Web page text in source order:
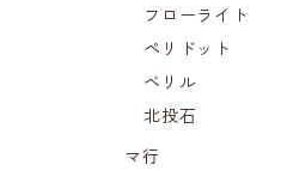
フローライト
ペリドット
ベリル
北投石
マ行